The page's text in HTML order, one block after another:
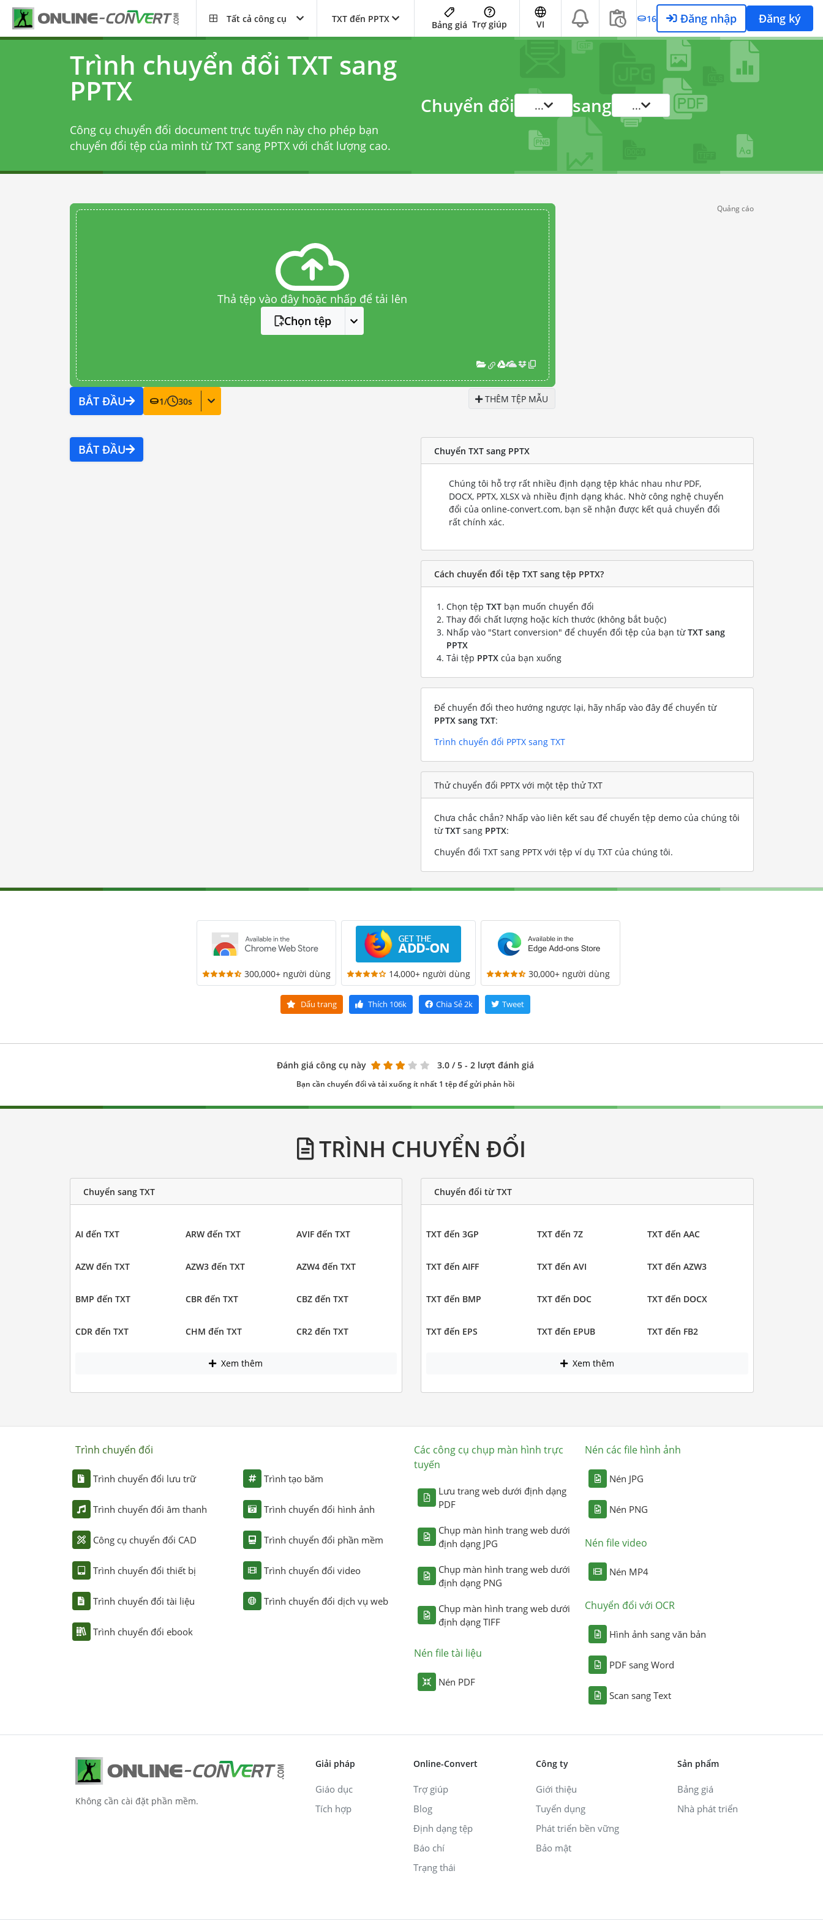
Tất cả công cụ TXT đến PPTX
Bảng giá Trợ giúp VI 16 Đăng nhập Đăng ký
Trình chuyển đổi TXT sang
PPTX
Công cụ chuyển đổi document trực tuyến này cho phép bạn
chuyển đổi tệp của mình từ TXT sang PPTX với chất lượng cao.
Chuyển đổi ... sang ...
Thả tệp vào đây hoặc nhấp để tải lên
Chọn tệp
BẮT ĐẦU 1/ 30s THÊM TỆP MẪU
Quảng cáo
BẮT ĐẦU Chuyển TXT sang PPTX
Chúng tôi hỗ trợ rất nhiều định dạng tệp khác nhau như PDF,
DOCX, PPTX, XLSX và nhiều định dạng khác. Nhờ công nghệ chuyển
đổi của online-convert.com, bạn sẽ nhận được kết quả chuyển đổi
rất chính xác.
Cách chuyển đổi tệp TXT sang tệp PPTX?
Chọn tệp TXT bạn muốn chuyển đổi
Thay đổi chất lượng hoặc kích thước (không bắt buộc)
Nhấp vào "Start conversion" để chuyển đổi tệp của bạn từTXT sang
PPTX
Tải tệp PPTX của bạn xuống
Để chuyển đổi theo hướng ngược lại, hãy nhấp vào đây để chuyển từ
PPTX sang TXT:
Trình chuyển đổi PPTX sang TXT
Thử chuyển đổi PPTX với một tệp thử TXT
Chưa chắc chắn? Nhấp vào liên kết sau để chuyển tệp demo của chúng tôi
từTXT sang PPTX:
Chuyển đổi TXT sang PPTX với tệp ví dụ TXT của chúng tôi.
300,000+ người dùng 14,000+ người dùng 30,000+ người dùng
Dấu trang Thích 106k Chia Sẻ2k Tweet
Đánh giá công cụ này 3.0 / 5 - 2 lượt đánh giá
Bạn cần chuyển đổi và tải xuống ít nhất 1 tệp để gửi phản hồi
TRÌNH CHUYỂN ĐỔI
Chuyển sang TXT
AI đến TXT ARW đến TXT AVIF đến TXT
AZW đến TXT AZW3 đến TXT AZW4 đến TXT
BMP đến TXT CBR đến TXT CBZ đến TXT
CDR đến TXT CHM đến TXT CR2 đến TXT
Xem thêm
Chuyển đổi từ TXT
TXT đến 3GP TXT đến 7Z TXT đến AAC
TXT đến AIFF TXT đến AVI TXT đến AZW3
TXT đến BMP TXT đến DOC TXT đến DOCX
TXT đến EPS TXT đến EPUB TXT đến FB2
Xem thêm
Trình chuyển đổi
Trình chuyển đổi lưu trữ
Trình chuyển đổi âm thanh
Công cụ chuyển đổi CAD
Trình chuyển đổi thiết bị
Trình chuyển đổi tài liệu
Trình chuyển đổi ebook
Trình tạo băm
Trình chuyển đổi hình ảnh
Trình chuyển đổi phần mềm
Trình chuyển đổi video
Trình chuyển đổi dịch vụ web
Các công cụ chụp màn hình trực
tuyến
Lưu trang web dưới định dạng
PDF
Chụp màn hình trang web dưới
định dạng JPG
Chụp màn hình trang web dưới
định dạng PNG
Chụp màn hình trang web dưới
định dạng TIFF
Nén file tài liệu
Nén PDF
Nén các file hình ảnh
Nén JPG
Nén PNG
Nén file video
Nén MP4
Chuyển đổi với OCR
Hình ảnh sang văn bản
PDF sang Word
Scan sang Text
Không cần cài đặt phần mềm.
Giải pháp
Giáo dục
Tích hợp
Online-Convert
Trợ giúp
Blog
Định dạng tệp
Báo chí
Trạng thái
Công ty
Giới thiệu
Tuyển dụng
Phát triển bền vững
Bảo mật
Sản phẩm
Bảng giá
Nhà phát triển